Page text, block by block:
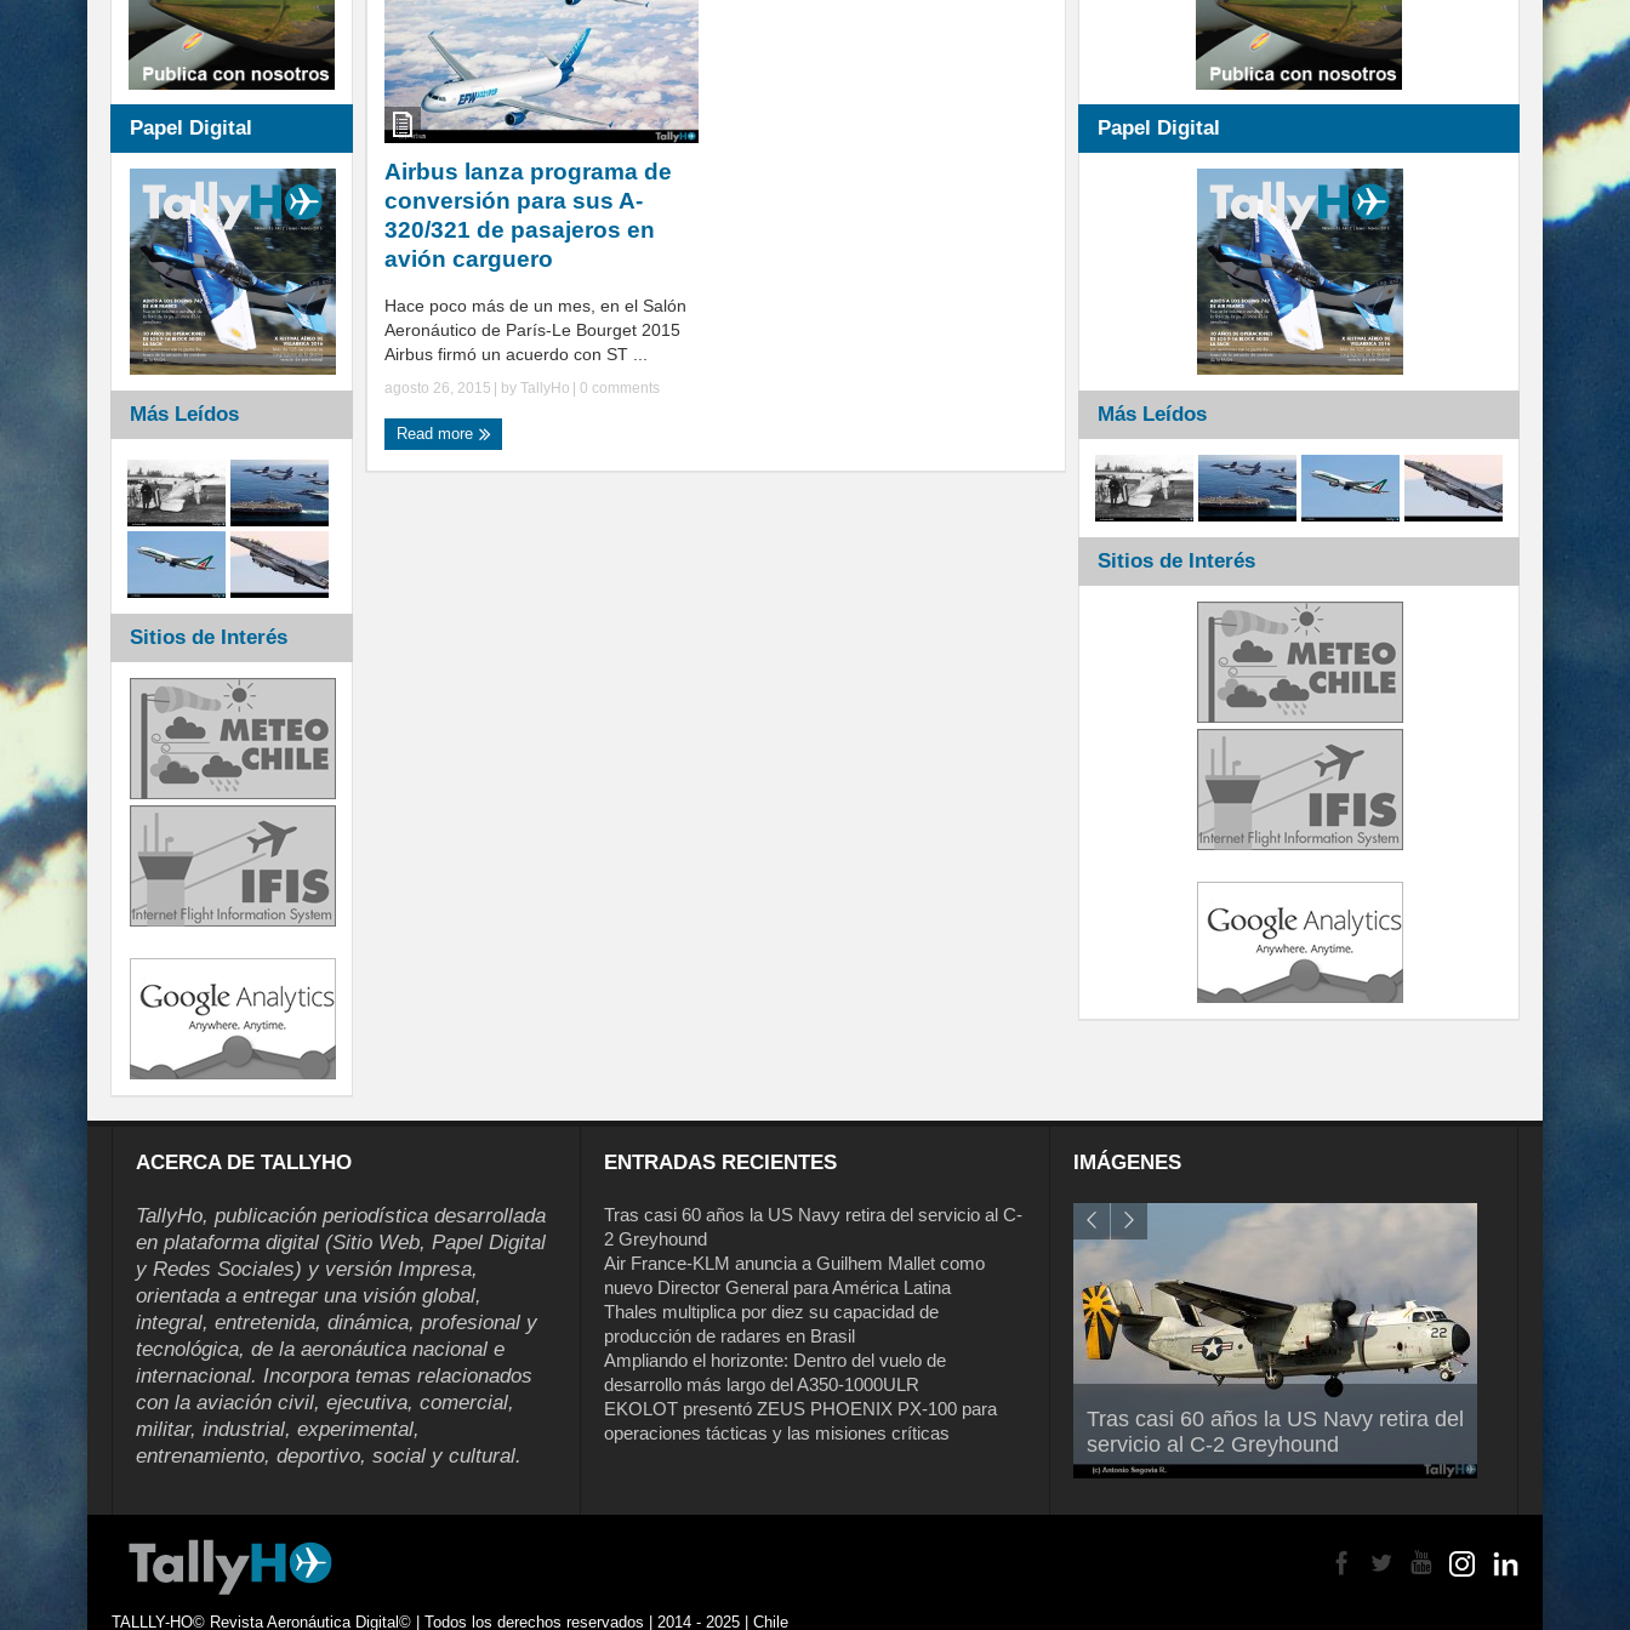
Airbus lanza programa de
conversión para sus A-
320/321 de pasajeros en
avión carguero
Hace poco más de un mes, en el Salón
Aeronáutico de París-Le Bourget 2015
Airbus firmó un acuerdo con ST ...
agosto 26, 2015 | by TallyHo 0 comments
Read more
Papel Digital
Más Leídos
Sitios de Interés
Papel Digital
Más Leídos
Sitios de Interés
ACERCA DE TALLYHO
TallyHo, publicación periodística desarrollada
en plataforma digital (Sitio Web, Papel Digital
y Redes Sociales) y versión Impresa,
orientada a entregar una visión global,
integral, entretenida, dinámica, profesional y
tecnológica, de la aeronáutica nacional e
internacional. Incorpora temas relacionados
con la aviación civil, ejecutiva, comercial,
militar, industrial, experimental,
entrenamiento, deportivo, social y cultural.
ENTRADAS RECIENTES
Tras casi 60 años la US Navy retira del servicio al C-
2 Greyhound
Air France-KLM anuncia a Guilhem Mallet como
nuevo Director General para América Latina
Thales multiplica por diez su capacidad de
producción de radares en Brasil
Ampliando el horizonte: Dentro del vuelo de
desarrollo más largo del A350-1000ULR
EKOLOT presentó ZEUS PHOENIX PX-100 para
operaciones tácticas y las misiones críticas
IMÁGENES
Tras casi 60 años la US Navy retira del
servicio al C-2 Greyhound
Air France-KLM anuncia a Guilhem
Mallet como nuevo Director General
para América Latina
TALLLY-HO© Revista Aeronáutica Digital© | Todos los derechos reservados | 2014 - 2025 | Chile